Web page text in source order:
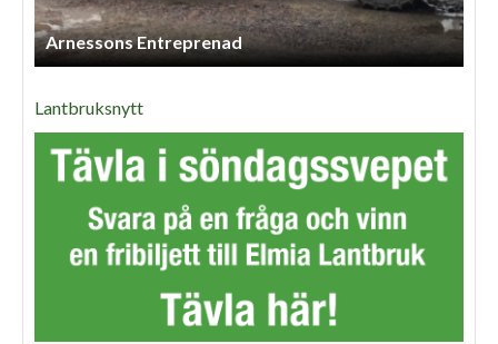
Arnessons Entreprenad
Lantbruksnytt